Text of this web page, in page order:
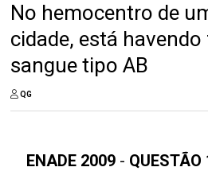
No hemocentro de
cidade, está
sangue tipo AB
QG
ENADE 2009 - QUESTÃO